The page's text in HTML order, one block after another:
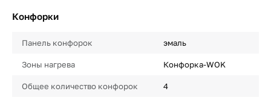
Конфорки
Панель конфорок эмаль
Зоны нагрева Конфорка-WOK
Общее количество конфорок 4